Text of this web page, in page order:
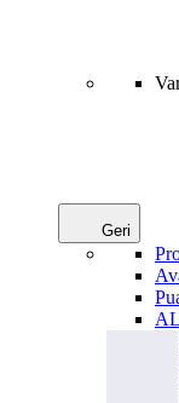
Geri